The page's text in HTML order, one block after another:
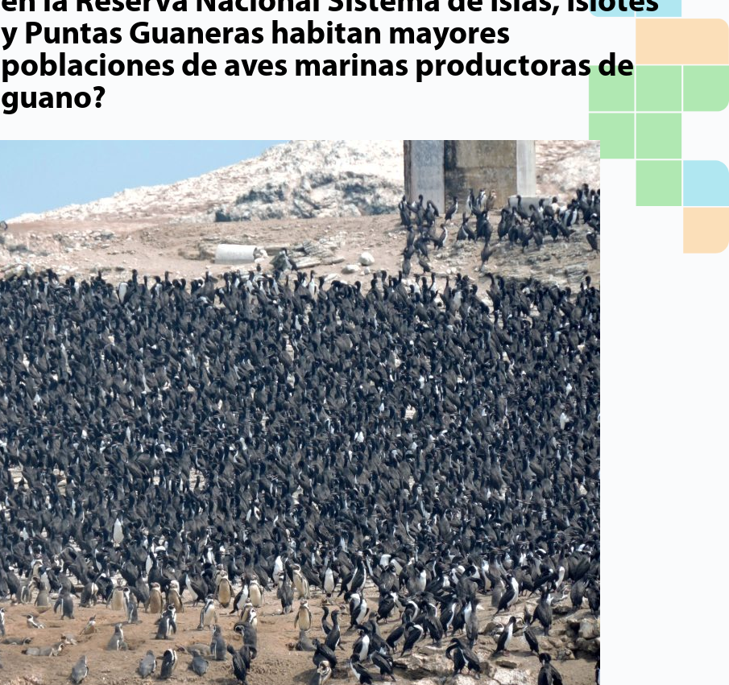
y Puntas Guaneras habitan mayores
poblaciones de aves marinas productoras de
guano?